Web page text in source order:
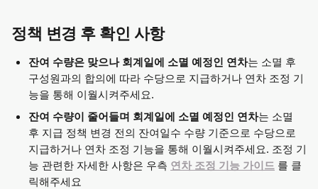
정책 변경 후 확인 사항
잔여 수량은 맞으나 회계일에 소멸 예정인 연차는 소멸 후
구성원과의 합의에 따라 수당으로 지급하거나 연차 조정 기
능을 통해 이월시켜주세요.
잔여 수량이 줄어들며 회계일에 소멸 예정인 연차는 소멸
후 지급 정책 변경 전의 잔여일수 수량 기준으로 수당으로
지급하거나 연차 조정 기능을 통해 이월시켜주세요. 조정 기
능 관련한 자세한 사항은 우측 연차 조정 기능 가이드 를 클
릭해주세요